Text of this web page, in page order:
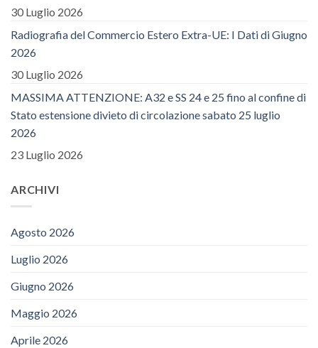
30 Luglio 2026
Radiografia del Commercio Estero Extra-UE: I Dati di Giugno
2026
30 Luglio 2026
MASSIMA ATTENZIONE: A32 e SS 24 e 25 fino al confine di
Stato estensione divieto di circolazione sabato 25 luglio
2026
23 Luglio 2026
ARCHIVI
Agosto 2026
Luglio 2026
Giugno 2026
Maggio 2026
Aprile 2026